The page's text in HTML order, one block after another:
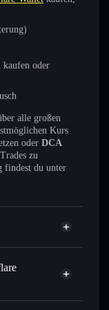
kaufen oder
alle großen
Kurs
oder DCA
zu
findest du unter